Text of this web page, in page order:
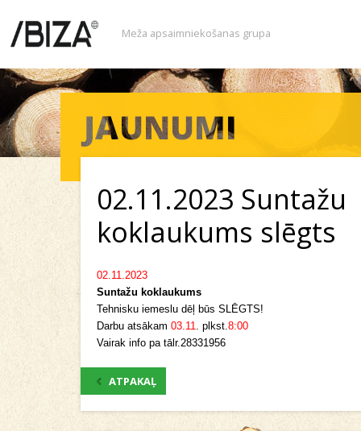
Meža apsaimniekošanas grupa
02.11.2023 Suntažu
koklaukums slēgts
02.11.2023
Suntažu koklaukums
Tehnisku iemeslu dēļ būs SLĒGTS!
Darbu atsākam 03.11. plkst.8:00
Vairak info pa tālr.28331956
ATPAKAĻ